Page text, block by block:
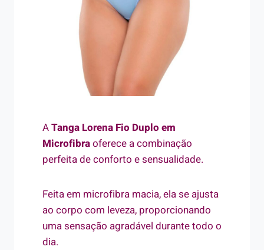
ATanga Lorena Fio Duplo em
Microfibraoferece a combinação
perfeita de conforto e sensualidade.
Feita em microfibra macia, ela se ajusta
ao corpo com leveza, proporcionando
uma sensação agradável durante todo o
dia.